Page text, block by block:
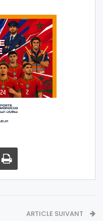
ARTICLE SUIVANT